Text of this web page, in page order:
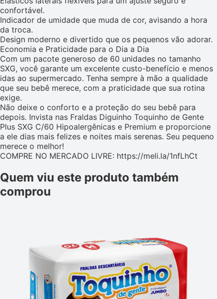
confortável.
Indicador de umidade que muda de cor, avisando a hora
da troca.
Design moderno e divertido que os pequenos vão adorar.
Economia e Praticidade para o Dia a Dia
Com um pacote generoso de 60 unidades no tamanho
SXG, você garante um excelente custo-benefício e menos
idas ao supermercado. Tenha sempre à mão a qualidade
que seu bebê merece, com a praticidade que sua rotina
exige.
Não deixe o conforto e a proteção do seu bebê para
depois. Invista nas Fraldas Diguinho Toquinho de Gente
Plus SXG C/60 Hipoalergênicas e Premium e proporcione
a ele dias mais felizes e noites mais serenas. Seu pequeno
merece o melhor!
COMPRE NO MERCADO LIVRE: https://meli.la/1nfLhCt
Quem viu este produto também
comprou